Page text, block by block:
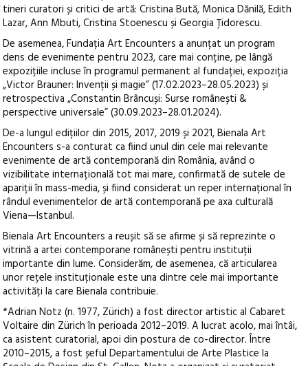
tineri curatori și critici de artă: Cristina Bută, Monica Dănilă, Edith
Lazar, Ann Mbuti, Cristina Stoenescu și Georgia Țidorescu.
De asemenea, Fundația Art Encounters a anunțat un program
dens de evenimente pentru 2023, care mai conține, pe lângă
expozițiile incluse în programul permanent al fundației, expoziția
„Victor Brauner: Invenții și magie” (17.02.2023–28.05.2023) și
retrospectiva „Constantin Brâncuși: Surse românești &
perspective universale” (30.09.2023–28.01.2024).
De-a lungul edițiilor din 2015, 2017, 2019 și 2021, Bienala Art
Encounters s-a conturat ca fiind unul din cele mai relevante
evenimente de artă contemporană din România, având o
vizibilitate internațională tot mai mare, confirmată de sutele de
apariții în mass-media, și fiind considerat un reper internațional în
rândul evenimentelor de artă contemporană pe axa culturală
Viena—Istanbul.
Bienala Art Encounters a reușit să se afirme și să reprezinte o
vitrină a artei contemporane românești pentru instituții
importante din lume. Considerăm, de asemenea, că articularea
unor rețele instituționale este una dintre cele mai importante
activități la care Bienala contribuie.
*Adrian Notz (n. 1977, Zürich) a fost director artistic al Cabaret
Voltaire din Zürich în perioada 2012–2019. A lucrat acolo, mai întâi,
ca asistent curatorial, apoi din postura de co-director. Între
2010–2015, a fost șeful Departamentului de Arte Plastice la